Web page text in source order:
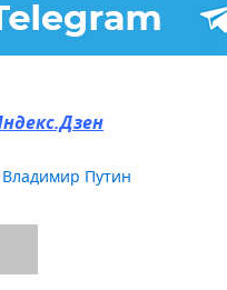
Владимир Путин